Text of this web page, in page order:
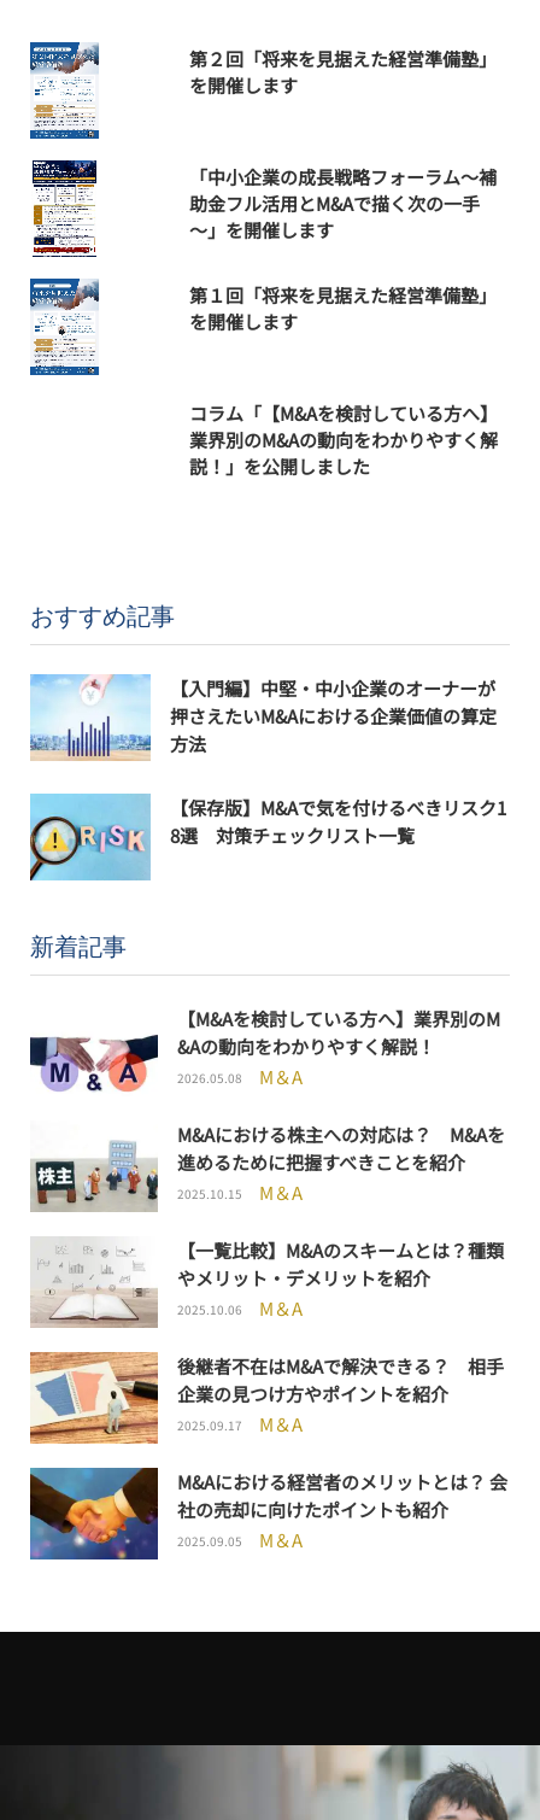
第２回「将来を見据えた経営準備塾」
を開催します
「中小企業の成長戦略フォーラム～補
助金フル活用とM&Aで描く次の一手
～」を開催します
第１回「将来を見据えた経営準備塾」
を開催します
コラム「【M&Aを検討している方へ】
業界別のM&Aの動向をわかりやすく解
説！」を公開しました
おすすめ記事
【入門編】中堅・中小企業のオーナーが
押さえたいM&Aにおける企業価値の算定
方法
【保存版】M&Aで気を付けるべきリスク1
8選 対策チェックリスト一覧
新着記事
【M&Aを検討している方へ】業界別のM
&Aの動向をわかりやすく解説！
2026.05.08 M＆A
M&Aにおける株主への対応は？ M&Aを
進めるために把握すべきことを紹介
2025.10.15 M＆A
【一覧比較】M&Aのスキームとは？種類
やメリット・デメリットを紹介
2025.10.06 M＆A
後継者不在はM&Aで解決できる？ 相手
企業の見つけ方やポイントを紹介
2025.09.17 M＆A
M&Aにおける経営者のメリットとは？ 会
社の売却に向けたポイントも紹介
2025.09.05 M＆A